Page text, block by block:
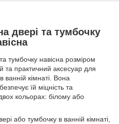
двері та тумбочку
тумбочку навісна розміром
практичний аксесуар для
ванній кімнаті. Вона
їй міцність та
кольорах: білому або
або тумбочку в ванній кімнаті,